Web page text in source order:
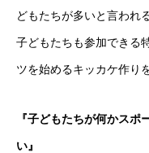
どもたちが多いと言われ
子どもたちも参加できる
ツを始めるキッカケ作り
『子どもたちが何かス
い』